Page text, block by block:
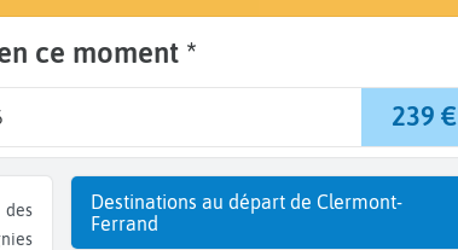
ce moment *
239 €
Destinations au départ de Clermont-
Ferrand